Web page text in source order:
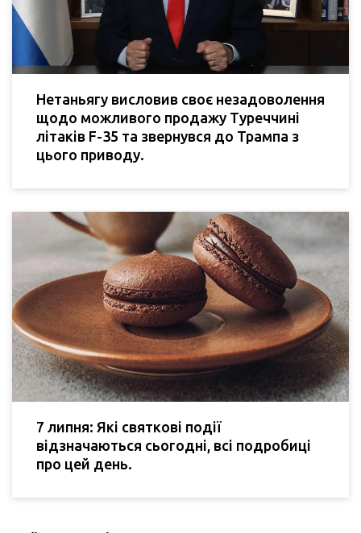
Нетаньягу висловив своє незадоволення
щодо можливого продажу Туреччині
літаків F-35 та звернувся до Трампа з
цього приводу.
7 липня: Які святкові події
відзначаються сьогодні, всі подробиці
про цей день.